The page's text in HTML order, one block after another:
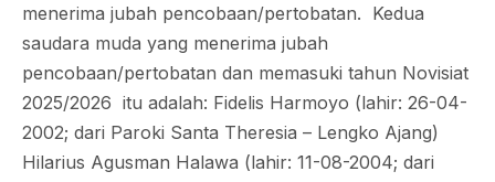
menerima jubah pencobaan/pertobatan. Kedua
saudara muda yang menerima jubah
pencobaan/pertobatan dan memasuki tahun Novisiat
2025/2026 itu adalah: Fidelis Harmoyo (lahir: 26-04-
2002; dari Paroki Santa Theresia – Lengko Ajang)
Hilarius Agusman Halawa (lahir: 11-08-2004; dari